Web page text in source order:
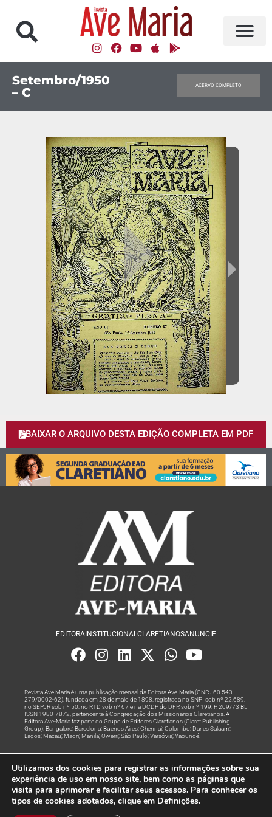
Setembro/1950
– C
ACERVO COMPLETO
BAIXAR O ARQUIVO DESTA EDIÇÃO COMPLETA EM PDF
EDITORA INSTITUCIONALCLARETIANOSANUNCIE
Revista Ave Maria é uma publicação mensal da Editora Ave-Maria (CNPJ 60.543.
279/0002-62), fundada em 28 de maio de 1898, registrada no SNPI sob nº 22.689,
no SEPJR sob nº 50, no RTD sob nº 67 e na DCDP do DFP, sob nº 199, P. 209/73 BL
ISSN 1980-7872, pertencente à Congregação dos Missionários Claretianos. A
Editora Ave-Maria faz parte do Grupo de Editores Claretianos (Claret Publishing
Group). Bangalore; Barcelona; Buenos Aires; Chennai; Colombo; Dar es Salaam;
Lagos; Macau; Madri; Manila; Owerri; São Paulo; Varsóvia; Yaoundé.
Rede
© Todos os Direitos Reservados
Utilizamos dos cookies para registrar as informações sobre sua
experiência de uso em nosso site, bem como as páginas que
visita para aprimorar e facilitar seus acessos. Para conhecer os
tipos de cookies adotados, clique em Definições.